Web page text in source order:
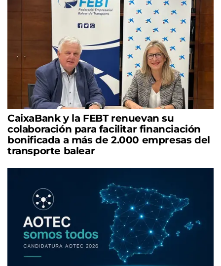
CaixaBank y la FEBT renuevan su
colaboración para facilitar financiación
bonificada a más de 2.000 empresas del
transporte balear